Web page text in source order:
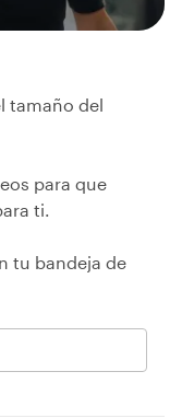
tamaño del
para que
ti.
tu bandeja de